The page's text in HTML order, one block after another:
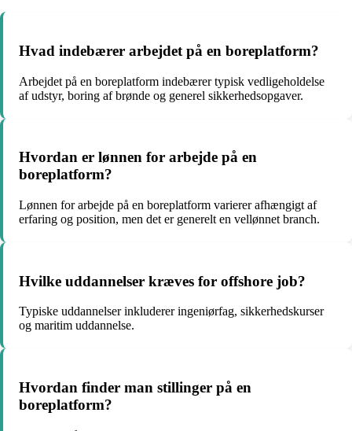
Hvad indebærer arbejdet på en boreplatform?
Arbejdet på en boreplatform indebærer typisk vedligeholdelse
af udstyr, boring af brønde og generel sikkerhedsopgaver.
Hvordan er lønnen for arbejde på en
boreplatform?
Lønnen for arbejde på en boreplatform varierer afhængigt af
erfaring og position, men det er generelt en vellønnet branch.
Hvilke uddannelser kræves for offshore job?
Typiske uddannelser inkluderer ingeniørfag, sikkerhedskurser
og maritim uddannelse.
Hvordan finder man stillinger på en
boreplatform?